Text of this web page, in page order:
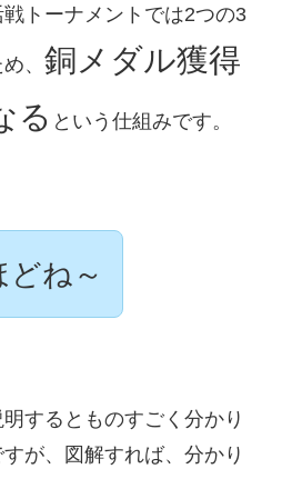
戦トーナメントでは2つの3
、 銅メダル獲得
る という仕組みです。
どね～
するとものすごく分かり
が、図解すれば、分かり